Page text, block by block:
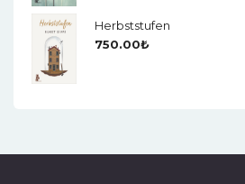
Herbststufen
750.00₺